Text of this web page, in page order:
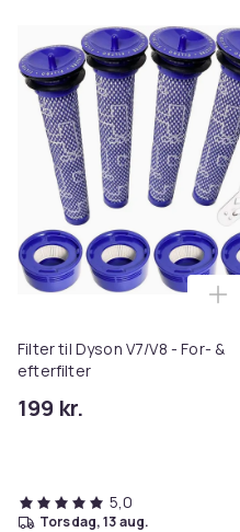
Filter til Dyson V7/V8 - For- &
efterfilter
199 kr.
5,0
torsdag, 13 aug.